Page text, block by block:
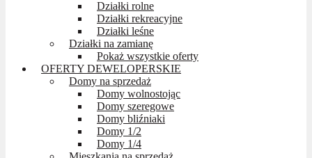
Działki rolne
Działki rekreacyjne
Działki leśne
Działki na zamianę
Pokaż wszystkie oferty
OFERTY DEWELOPERSKIE
Domy na sprzedaż
Domy wolnostojąc
Domy szeregowe
Domy bliźniaki
Domy 1/2
Domy 1/4